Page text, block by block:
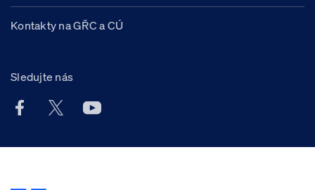
Kontakty na GŘC a CÚ
Sledujte nás
Facebook účet Celní správy ČR
X účet Celní správy ČR
Youtube účet Celní správy ČR